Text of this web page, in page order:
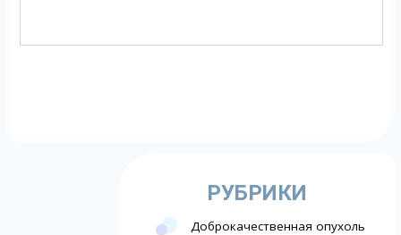
РУБРИКИ
Доброкачественная опухоль